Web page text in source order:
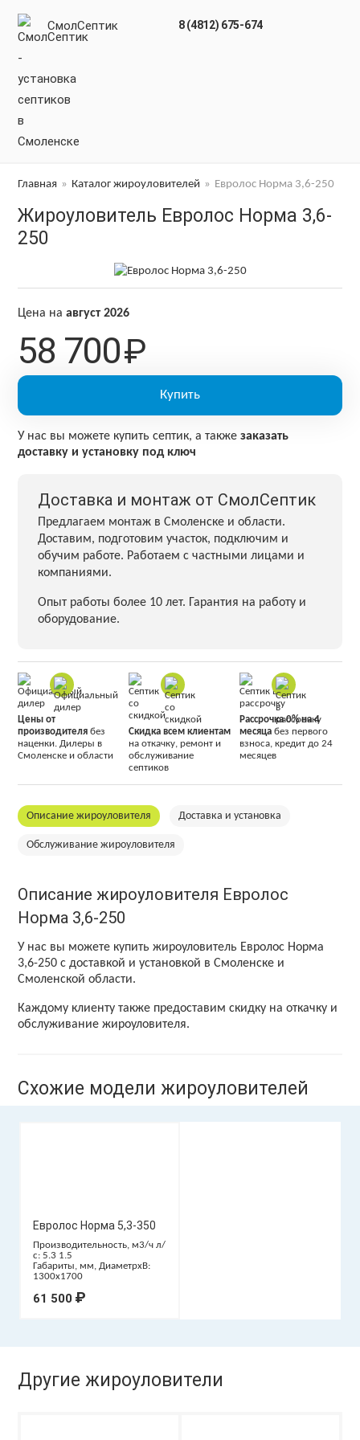
СмолСептик 8 (4812) 675-674
Главная » Каталог жироуловителей » Евролос Норма 3,6-250
Жироуловитель Евролос Норма 3,6-
250
Цена наавгуст 2026
58 700₽
Купить
У нас вы можете купить септик, а такжезаказать
доставку и установку под ключ
Доставка и монтаж от СмолСептик
Предлагаем монтаж в Смоленске и области.
Доставим, подготовим участок, подключим и
обучим работе. Работаем с частными лицами и
компаниями.
Опыт работы более 10 лет. Гарантия на работу и
оборудование.
Цены от
производителя без
наценки. Дилеры в
Смоленске и области
Скидка всем клиентам
на откачку, ремонт и
обслуживание
септиков
Рассрочка 0% на 4
месяцабез первого
взноса, кредит до 24
месяцев
Описание жироуловителя Доставка и установка
Обслуживание жироуловителя
Описание жироуловителя Евролос
Норма 3,6-250
У нас вы можете купить жироуловитель Евролос Норма
3,6-250 с доставкой и установкой в Смоленске и
Смоленской области.
Каждому клиенту также предоставим скидку на откачку и
обслуживание жироуловителя.
Схожие модели жироуловителей
Евролос Норма 5,3-350
Производительность, м3/ч л/
с: 5.3 1.5
Габариты, мм, ДиаметрxВ:
1300x1700
61 500 ₽
Другие жироуловители